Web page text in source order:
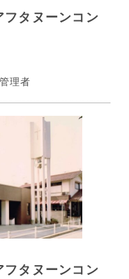
タヌーンコン
理者
タヌーンコン